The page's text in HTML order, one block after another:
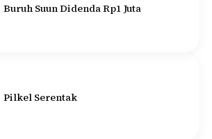
Buruh Suun Didenda Rp1 Juta
Pilkel Serentak